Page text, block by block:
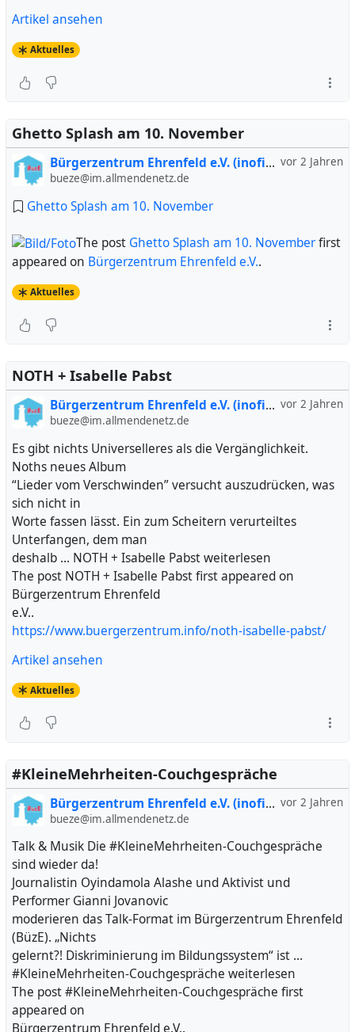
Artikel ansehen
Aktuelles
Ghetto Splash am 10. November
vor 2 Jahren
Bürgerzentrum Ehrenfeld e.V. (inofiziell)
bueze@im.allmendenetz.de
Ghetto Splash am 10. November
The post Ghetto Splash am 10. Novemberfirst
appeared on Bürgerzentrum Ehrenfeld e.V..
Aktuelles
NOTH + Isabelle Pabst
vor 2 Jahren
Bürgerzentrum Ehrenfeld e.V. (inofiziell)
bueze@im.allmendenetz.de
Es gibt nichts Universelleres als die Vergänglichkeit.
Noths neues Album
“Lieder vom Verschwinden” versucht auszudrücken, was
sich nicht in
Worte fassen lässt. Ein zum Scheitern verurteiltes
Unterfangen, dem man
deshalb … NOTH + Isabelle Pabst weiterlesen
The post NOTH + Isabelle Pabst first appeared on
Bürgerzentrum Ehrenfeld
e.V..
https://www.buergerzentrum.info/noth-isabelle-pabst/
Artikel ansehen
Aktuelles
#KleineMehrheiten-Couchgespräche
vor 2 Jahren
Bürgerzentrum Ehrenfeld e.V. (inofiziell)
bueze@im.allmendenetz.de
Talk & Musik Die #KleineMehrheiten-Couchgespräche
sind wieder da!
Journalistin Oyindamola Alashe und Aktivist und
Performer Gianni Jovanovic
moderieren das Talk-Format im Bürgerzentrum Ehrenfeld
(BüzE). „Nichts
gelernt?! Diskriminierung im Bildungssystem“ ist …
#KleineMehrheiten-Couchgespräche weiterlesen
The post #KleineMehrheiten-Couchgespräche first
appeared on